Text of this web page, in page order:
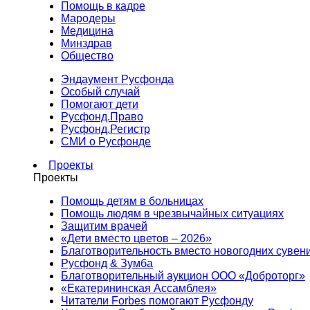
Помощь в кадре
Мародеры
Медицина
Минздрав
Общество
Эндаумент Русфонда
Особый случай
Помогают дети
Русфонд.Право
Русфонд.Регистр
СМИ о Русфонде
Проекты
Проекты
Помощь детям в больницах
Помощь людям в чрезвычайных ситуациях
Защитим врачей
«Дети вместо цветов – 2026»
Благотворительность вместо новогодних
Русфонд & Зумба
Благотворительный аукцион ООО «Доброторг»
«Екатерининская Ассамблея»
Читатели Forbes помогают Русфонду